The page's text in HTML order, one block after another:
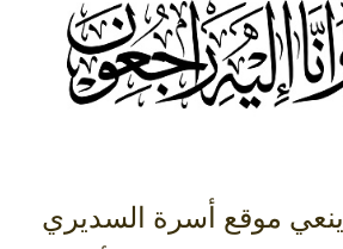
ينعي موقع أسرة السديري